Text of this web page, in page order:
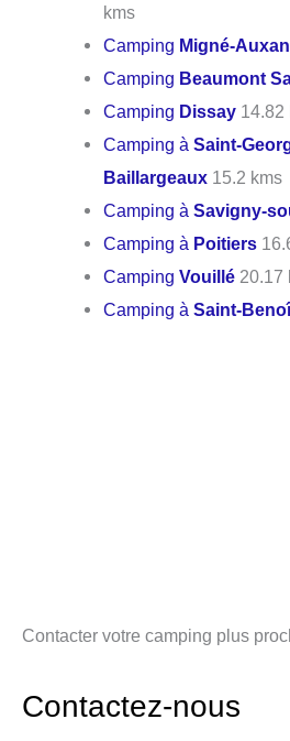
kms
Camping Migné-
Camping Beaumont
Camping Dissay 14.82
Camping àSaint-
Baillargeaux 15.2 kms
Camping àSavigny-
Camping à Poitiers
CampingVouillé 20.17
Camping àSaint-
Contacter votre camping plus
Contactez-nous